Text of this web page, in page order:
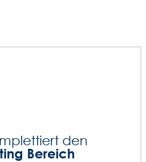
den
Bereich